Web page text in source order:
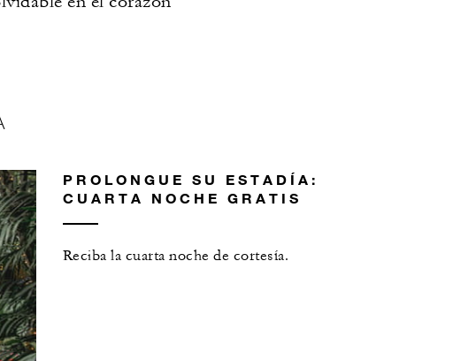
PROLONGUE SU ESTADÍA:
CUARTA NOCHE GRATIS
Reciba la cuarta noche de cortesía.